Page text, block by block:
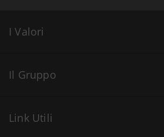
I Valori
Il Gruppo
Link Utili